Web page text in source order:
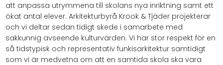
att anpassa utrymmena till skolans nya inriktning samt ett
ökat antal elever. Arkitekturbyrå Krook & Tjäder projekterar
och vi deltar sedan tidigt skede i samarbete med
sakkunnig avseende kulturvärden. Vi har stor respekt för en
så tidstypisk och representativ funkisarkitektur samtidigt
som vi är medvetna om att en samtida skola ska vara